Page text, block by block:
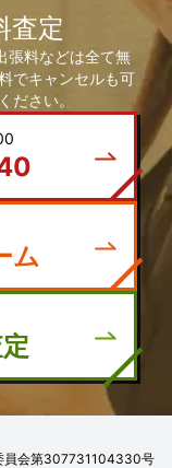
査定
張料などは全て無
でキャンセルも可
ださい。
ム
会第307731104330号